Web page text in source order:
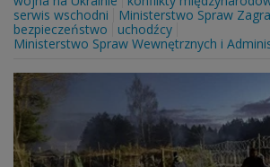
serwis wschodni
Ministerstwo Spraw
bezpieczeństwo
uchodźcy
Ministerstwo Spraw Wewnętrznych i